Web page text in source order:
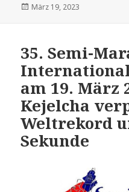
Veröffentlicht
März 19, 2023
35. Semi-
am 19. März
Kejelcha
Weltrekord
Sekunde